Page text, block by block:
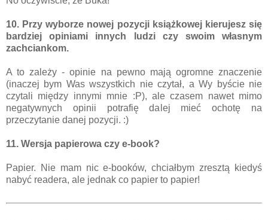
10. Przy wyborze nowej pozycji książkowej kierujesz się
bardziej opiniami innych ludzi czy swoim własnym
zachciankom.
A to zależy - opinie na pewno mają ogromne znaczenie
(inaczej bym Was wszystkich nie czytał, a Wy byście nie
czytali między innymi mnie :P), ale czasem nawet mimo
negatywnych opinii potrafię dalej mieć ochotę na
przeczytanie danej pozycji. :)
11. Wersja papierowa czy e-book?
Papier. Nie mam nic e-booków, chciałbym zresztą kiedyś
nabyć readera, ale jednak co papier to papier!